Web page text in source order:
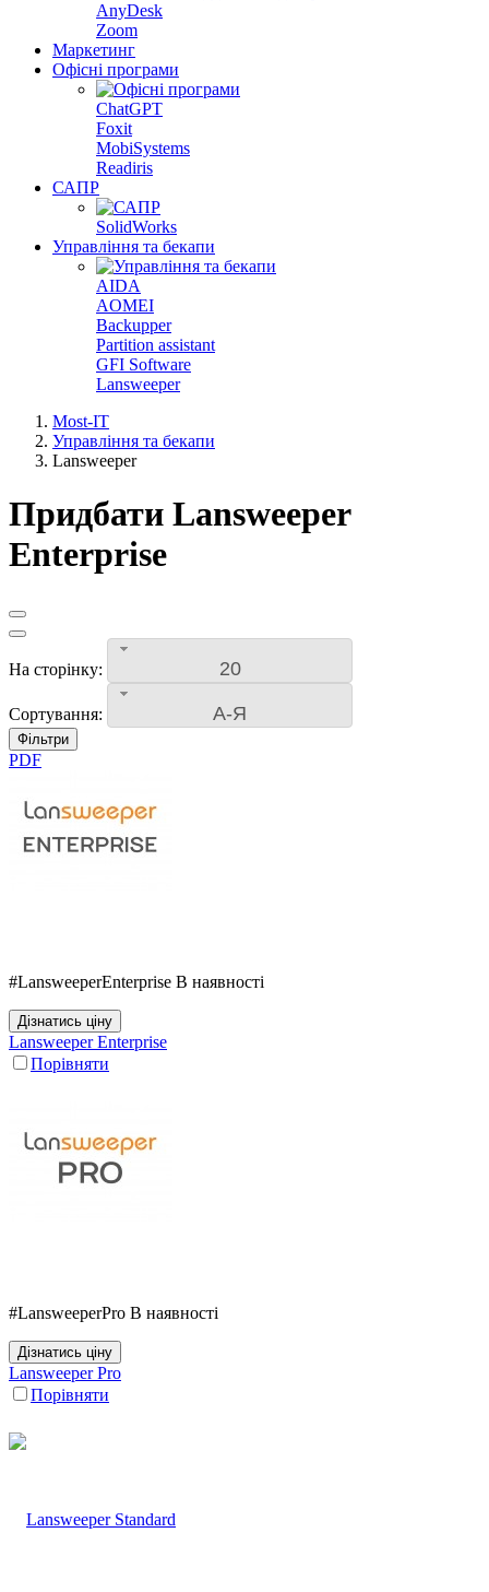
AnyDesk
Zoom
Маркетинг
Офісні програми
ChatGPT
Foxit
MobiSystems
Readiris
САПР
SolidWorks
Управління та бекапи
AIDA
AOMEI
Backupper
Partition assistant
GFI Software
Lansweeper
Most-IT
Управління та бекапи
Lansweeper
Придбати Lansweeper
Enterprise
На сторінку: 20
Сортування: А-Я
Фільтри
PDF
#LansweeperEnterprise В наявності
Дізнатись ціну
Lansweeper Enterprise
Порівняти
#LansweeperPro В наявності
Дізнатись ціну
Lansweeper Pro
Порівняти